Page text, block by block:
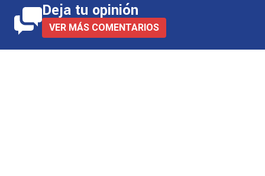
Deja tu opinión
VER MÁS COMENTARIOS